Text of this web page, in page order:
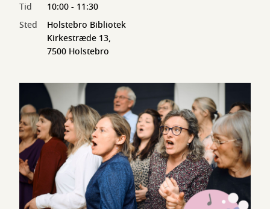
Tid
10:00 - 11:30
Sted
Holstebro Bibliotek
Kirkestræde 13,
7500 Holstebro